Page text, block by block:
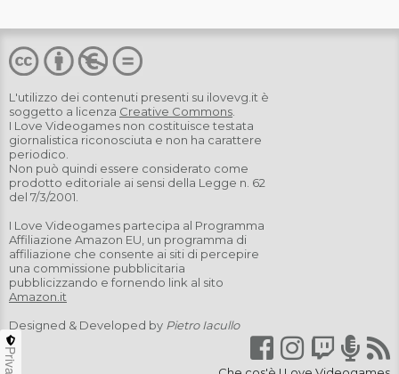
L'utilizzo dei contenuti presenti su ilovevg.it è
soggetto a licenza Creative Commons.
I Love Videogames non costituisce testata
giornalistica riconosciuta e non ha carattere
periodico.
Non può quindi essere considerato come
prodotto editoriale ai sensi della Legge n. 62
del 7/3/2001.
I Love Videogames partecipa al Programma
Affiliazione Amazon EU, un programma di
affiliazione che consente ai siti di percepire
una commissione pubblicitaria
pubblicizzando e fornendo link al sito
Amazon.it
Designed & Developed by Pietro Iacullo